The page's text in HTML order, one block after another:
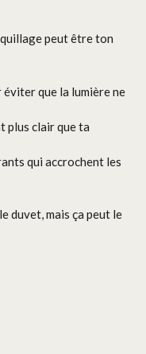
peut être ton
que la lumière ne
plus clair que ta
qui accrochent les
duvet, mais ça peut le